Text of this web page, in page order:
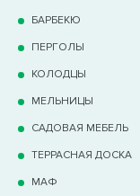
БАРБЕКЮ
ПЕРГОЛЫ
КОЛОДЦЫ
МЕЛЬНИЦЫ
САДОВАЯ МЕБЕЛЬ
ТЕРРАCНАЯ ДОСКА
МАФ